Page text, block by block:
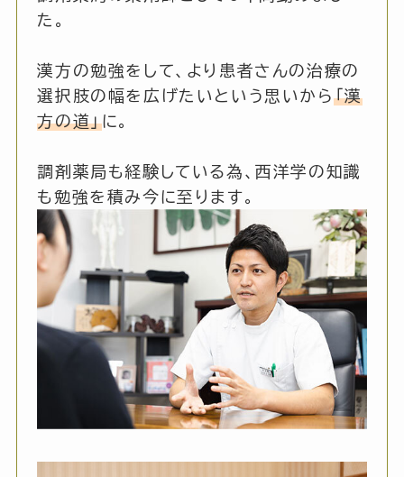
た。
漢方の勉強をして、より患者さんの治療の
選択肢の幅を広げたいという思いから 「漢
方の道」に。
調剤薬局も経験している為、西洋学の知識
も勉強を積み今に至ります。